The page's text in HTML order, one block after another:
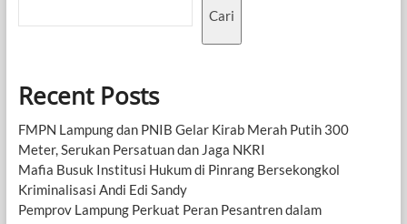
Cari
Recent Posts
FMPN Lampung dan PNIB Gelar Kirab Merah Putih 300
Meter, Serukan Persatuan dan Jaga NKRI
Mafia Busuk Institusi Hukum di Pinrang Bersekongkol
Kriminalisasi Andi Edi Sandy
Pemprov Lampung Perkuat Peran Pesantren dalam